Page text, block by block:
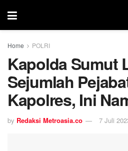
Home POLRI
Kapolda Sumut
Sejumlah
Kapolres, Ini
by Redaksi Metroasia.co 7 Juli